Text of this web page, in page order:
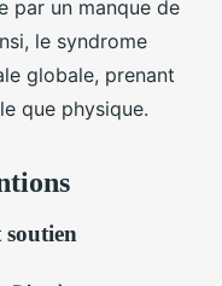
par un manque de
le syndrome
globale, prenant
que physique.
soutien